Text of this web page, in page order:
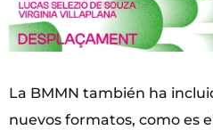
La BMMN también ha
nuevos formatos, como es